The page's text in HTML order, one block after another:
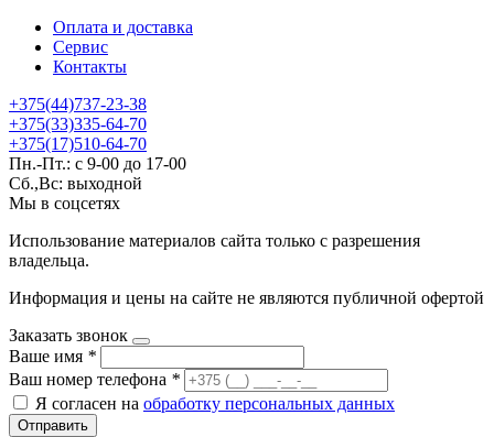
Оплата и доставка
Сервис
Контакты
+375(44)737-23-38
+375(33)335-64-70
+375(17)510-64-70
Пн.-Пт.: с 9-00 до 17-00
Сб.,Вс: выходной
Мы в соцсетях
Использование материалов сайта только с разрешения
владельца.
Информация и цены на сайте не являются публичной офертой
Заказать звонок
Ваше имя *
Ваш номер телефона *
Я согласен на обработку персональных данных
Отправить